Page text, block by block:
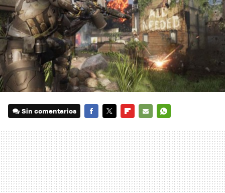
Sin comentarios
MAIL